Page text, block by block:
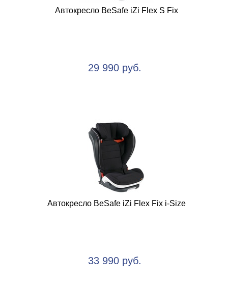
Автокресло BeSafe iZi Flex S Fix
29 990 руб.
Автокресло BeSafe iZi Flex Fix i-Size
33 990 руб.